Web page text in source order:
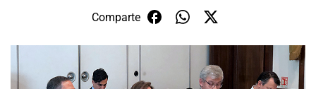
Embajadas y consulados
Servicios ciudadanos
Comparte